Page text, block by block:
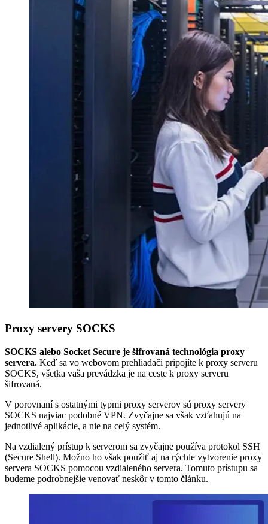
Proxy servery SOCKS
SOCKS alebo Socket Secure je šifrovaná technológia proxy
servera. Keď sa vo webovom prehliadači pripojíte k proxy serveru
SOCKS, všetka vaša prevádzka je na ceste k proxy serveru
šifrovaná.
V porovnaní s ostatnými typmi proxy serverov sú proxy servery
SOCKS najviac podobné VPN. Zvyčajne sa však vzťahujú na
jednotlivé aplikácie, a nie na celý systém.
Na vzdialený prístup k serverom sa zvyčajne používa protokol SSH
(Secure Shell). Možno ho však použiť aj na rýchle vytvorenie proxy
servera SOCKS pomocou vzdialeného servera. Tomuto prístupu sa
budeme podrobnejšie venovať neskôr v tomto článku.